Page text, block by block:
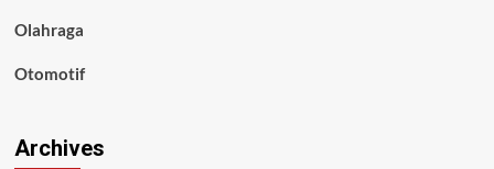
Olahraga
Otomotif
Archives